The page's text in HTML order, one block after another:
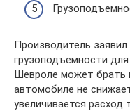
Производитель
грузоподъемности
Шевроле может брать
автомобиле не
увеличивается расход